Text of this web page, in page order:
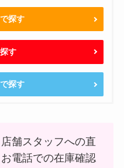
探す
す
探す
舗スタッフへの直
電話での在庫確認